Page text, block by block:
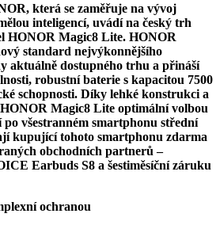
která se zaměřuje na vývoj
inteligencí, uvádí na český trh
HONOR Magic8 Lite. HONOR
standard nejvýkonnějšího
aktuálně dostupného trhu a přináší
robustní baterie s kapacitou 7500
schopnosti. Díky lehké konstrukci a
Magic8 Lite optimální volbou
všestranném smartphonu střední
kupující tohoto smartphonu zdarma
obchodních partnerů –
Earbuds S8 a šestiměsíční záruku
ochranou